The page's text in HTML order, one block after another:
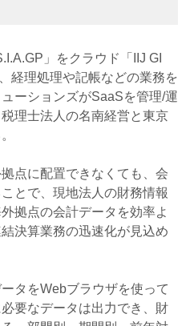
」をクラウド「IIJ GI
経理処理や記帳などの業務を
ーションズがSaaSを管理/運
理士法人の名南経営と東京
点に配置できなくても、会
とで、現地法人の財務情報
拠点の会計データを効率よ
決算業務の迅速化が見込め
タをWebブラウザを使って
要なデータは出力でき、財